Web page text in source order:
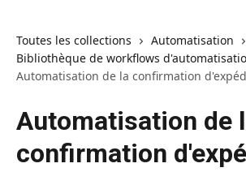
Toutes les collections
Automatisation
Bibliothèque de workflows
Automatisation de la confirmation
Automatisation de
confirmation